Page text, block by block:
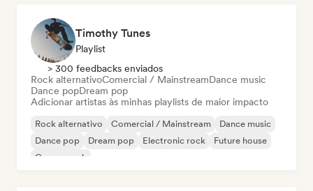
Timothy Tunes
Playlist
> 300 feedbacks enviados
Rock alternativoComercial / MainstreamDance music
Dance popDream pop
Adicionar artistas às minhas playlists de maior impacto
Rock alternativo Comercial / Mainstream
Dance music
Dance pop
Dream pop Electronic rock
Future house
Garage rock